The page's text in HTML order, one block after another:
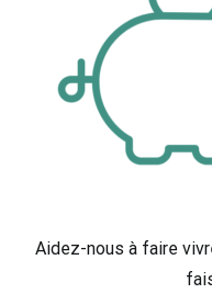
Aidez-nous à faire